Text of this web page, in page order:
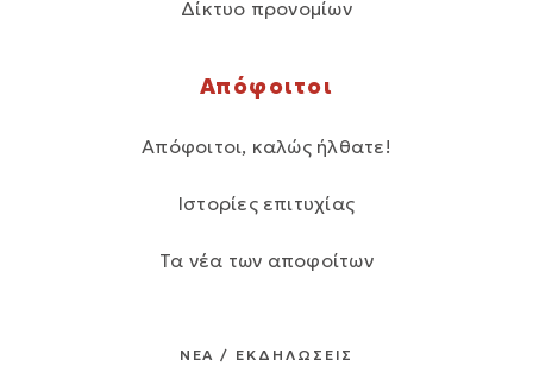
Δίκτυο προνομίων
Απόφοιτοι
Απόφοιτοι, καλώς ήλθατε!
Ιστορίες επιτυχίας
Τα νέα των αποφοίτων
ΝΕΑ / ΕΚΔΗΛΩΣΕΙΣ